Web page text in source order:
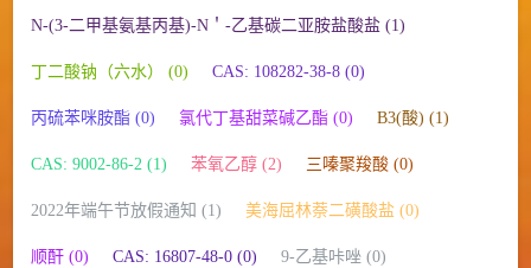
N-(3-二甲基氨基丙基)-N＇-乙基碳二亚胺盐酸盐 (1)
丁二酸钠（六水） (0) CAS: 108282-38-8 (0)
丙硫苯咪胺酯 (0) 氯代丁基甜菜碱乙酯 (0) B3(酸) (1)
CAS: 9002-86-2 (1) 苯氧乙醇 (2) 三嗪聚羧酸 (0)
2022年端午节放假通知 (1) 美海屈林萘二磺酸盐 (0)
顺酐 (0) CAS: 16807-48-0 (0) 9-乙基咔唑 (0)